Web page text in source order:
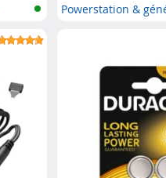
Powerstation &